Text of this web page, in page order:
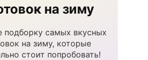
на зиму
подборку самых вкусных
на зиму, которые
стоит попробовать!